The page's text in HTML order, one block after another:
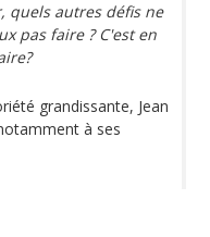
quels autres défis ne
pas faire ? C'est en
grandissante, Jean
à ses